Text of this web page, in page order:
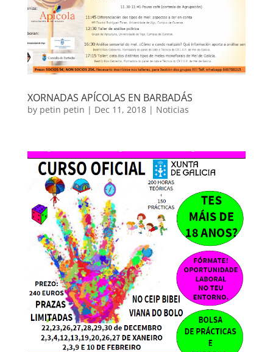
XORNADAS APÍCOLAS EN BARBADÁS
by petin petin | Dec 11, 2018| Noticias